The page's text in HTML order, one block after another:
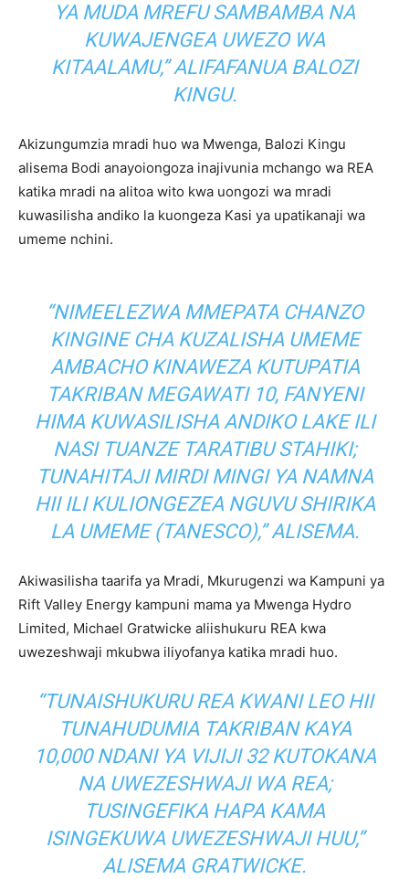
YA MUDA MREFU SAMBAMBA NA
KUWAJENGEA UWEZO WA
KITAALAMU,” ALIFAFANUA BALOZI
KINGU.
Akizungumzia mradi huo wa Mwenga, Balozi Kingu
alisema Bodi anayoiongoza inajivunia mchango wa REA
katika mradi na alitoa wito kwa uongozi wa mradi
kuwasilisha andiko la kuongeza Kasi ya upatikanaji wa
umeme nchini.
“NIMEELEZWA MMEPATA CHANZO
KINGINE CHA KUZALISHA UMEME
AMBACHO KINAWEZA KUTUPATIA
TAKRIBAN MEGAWATI 10, FANYENI
HIMA KUWASILISHA ANDIKO LAKE ILI
NASI TUANZE TARATIBU STAHIKI;
TUNAHITAJI MIRDI MINGI YA NAMNA
HII ILI KULIONGEZEA NGUVU SHIRIKA
LA UMEME (TANESCO),” ALISEMA.
Akiwasilisha taarifa ya Mradi, Mkurugenzi wa Kampuni ya
Rift Valley Energy kampuni mama ya Mwenga Hydro
Limited, Michael Gratwicke aliishukuru REA kwa
uwezeshwaji mkubwa iliyofanya katika mradi huo.
“TUNAISHUKURU REA KWANI LEO HII
TUNAHUDUMIA TAKRIBAN KAYA
10,000 NDANI YA VIJIJI 32 KUTOKANA
NA UWEZESHWAJI WA REA;
TUSINGEFIKA HAPA KAMA
ISINGEKUWA UWEZESHWAJI HUU,”
ALISEMA GRATWICKE.